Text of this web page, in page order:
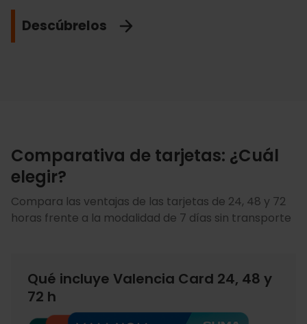
Descúbrelos
Ver descuentos
Comparativa de tarjetas: ¿Cuál
elegir?
Compara las ventajas de las tarjetas de 24, 48 y 72
horas frente a la modalidad de 7 días sin transporte
Qué incluye Valencia Card 24, 48 y
72 h